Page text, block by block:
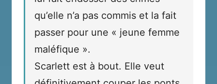
qu’elle n’a pas commis et la fait
passer pour une « jeune femme
maléfique ».
Scarlett est à bout. Elle veut